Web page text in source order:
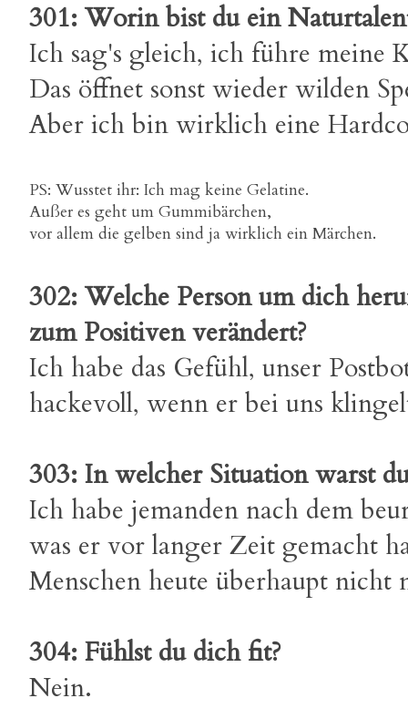
301: Worin bist du ein
Ich sag's gleich, ich führe meine
Das öffnet sonst wieder wilden
Aber ich bin wirklich eine
PS: Wusstet ihr: Ich mag keine Gelatine.
Außer es geht um Gummibärchen,
vor allem die gelben sind ja wirklich ein Märchen.
302: Welche Person um dich
zum Positiven verändert?
Ich habe das Gefühl, unser
hackevoll, wenn er bei uns
303: In welcher Situation warst
Ich habe jemanden nach dem
was er vor langer Zeit gemacht
Menschen heute überhaupt nicht
304: Fühlst du dich fit?
Nein.